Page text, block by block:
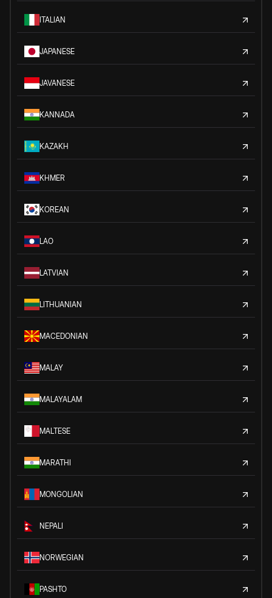
ITALIAN
JAPANESE
JAVANESE
KANNADA
KAZAKH
KHMER
KOREAN
LAO
LATVIAN
LITHUANIAN
MACEDONIAN
MALAY
MALAYALAM
MALTESE
MARATHI
MONGOLIAN
NEPALI
NORWEGIAN
PASHTO